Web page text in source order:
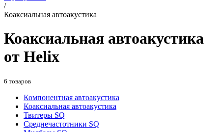
/
Коаксиальная автоакустика
Коаксиальная автоакустика
от Helix
6 товаров
Компонентная автоакустика
Коаксиальная автоакустика
Твитеры SQ
Среднечастотники SQ